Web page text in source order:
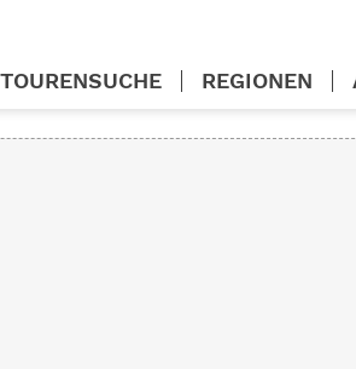
TOURENSUCHE REGIONEN